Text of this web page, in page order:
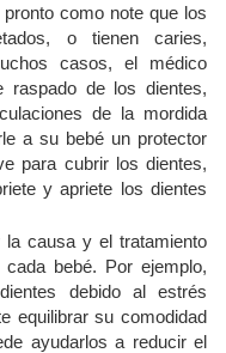
como note que los
o tienen caries,
casos, el médico
raspado de los dientes,
de la mordida
a su bebé un protector
para cubrir los dientes,
y apriete los dientes
la causa y el tratamiento
bebé. Por ejemplo,
debido al estrés
equilibrar su comodidad
ayudarlos a reducir el